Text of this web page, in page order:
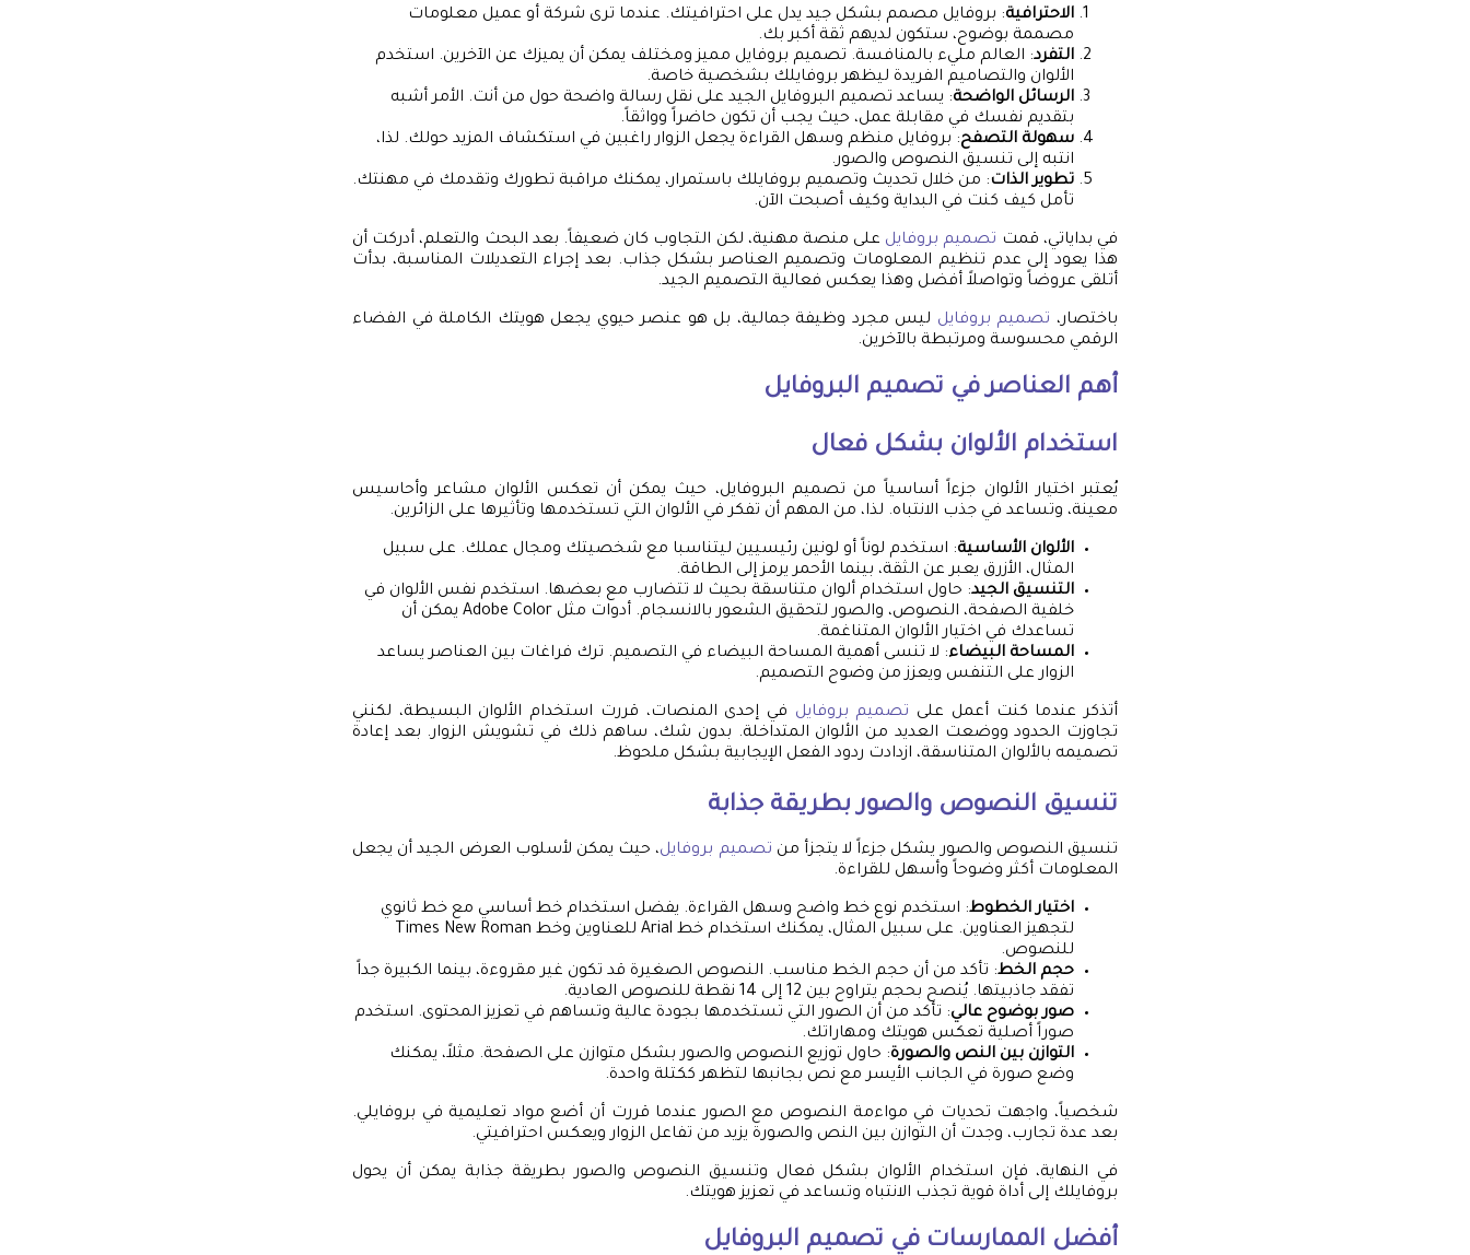
الاحترافية: بروفايل مصمم بشكل جيد يدل على احترافيتك. عندما ترى شركة أو عميل معلومات
مصممة بوضوح، ستكون لديهم ثقة أكبر بك.
التفرد: العالم مليء بالمنافسة. تصميم بروفايل مميز ومختلف يمكن أن يميزك عن الآخرين. استخدم
الألوان والتصاميم الفريدة ليظهر بروفايلك بشخصية خاصة.
الرسائل الواضحة: يساعد تصميم البروفايل الجيد على نقل رسالة واضحة حول من أنت. الأمر أشبه
بتقديم نفسك في مقابلة عمل، حيث يجب أن تكون حاضراً وواثقاً.
سهولة التصفح: بروفايل منظم وسهل القراءة يجعل الزوار راغبين في استكشاف المزيد حولك. لذا،
انتبه إلى تنسيق النصوص والصور.
تطوير الذات: من خلال تحديث وتصميم بروفايلك باستمرار، يمكنك مراقبة تطورك وتقدمك في مهنتك.
تأمل كيف كنت في البداية وكيف أصبحت الآن.
في بداياتي، قمت تصميم بروفايل على منصة مهنية، لكن التجاوب كان ضعيفاً. بعد البحث والتعلم، أدركت أن
هذا يعود إلى عدم تنظيم المعلومات وتصميم العناصر بشكل جذاب. بعد إجراء التعديلات المناسبة، بدأت
أتلقى عروضاً وتواصلاً أفضل وهذا يعكس فعالية التصميم الجيد.
باختصار، تصميم بروفايل ليس مجرد وظيفة جمالية، بل هو عنصر حيوي يجعل هويتك الكاملة في الفضاء
الرقمي محسوسة ومرتبطة بالآخرين.
أهم العناصر في تصميم البروفايل
استخدام الألوان بشكل فعال
يُعتبر اختيار الألوان جزءاً أساسياً من تصميم البروفايل، حيث يمكن أن تعكس الألوان مشاعر وأحاسيس
معينة، وتساعد في جذب الانتباه. لذا، من المهم أن تفكر في الألوان التي تستخدمها وتأثيرها على الزائرين.
الألوان الأساسية: استخدم لوناً أو لونين رئيسيين ليتناسبا مع شخصيتك ومجال عملك. على سبيل
المثال، الأزرق يعبر عن الثقة، بينما الأحمر يرمز إلى الطاقة.
التنسيق الجيد: حاول استخدام ألوان متناسقة بحيث لا تتضارب مع بعضها. استخدم نفس الألوان في
خلفية الصفحة، النصوص، والصور لتحقيق الشعور بالانسجام. أدوات مثل Adobe Color يمكن أن
تساعدك في اختيار الألوان المتناغمة.
المساحة البيضاء: لا تنسى أهمية المساحة البيضاء في التصميم. ترك فراغات بين العناصر يساعد
الزوار على التنفس ويعزز من وضوح التصميم.
أتذكر عندما كنت أعمل على تصميم بروفايل في إحدى المنصات، قررت استخدام الألوان البسيطة، لكنني
تجاوزت الحدود ووضعت العديد من الألوان المتداخلة. بدون شك، ساهم ذلك في تشويش الزوار. بعد إعادة
تصميمه بالألوان المتناسقة، ازدادت ردود الفعل الإيجابية بشكل ملحوظ.
تنسيق النصوص والصور بطريقة جذابة
تنسيق النصوص والصور يشكل جزءاً لا يتجزأ من تصميم بروفايل، حيث يمكن لأسلوب العرض الجيد أن يجعل
المعلومات أكثر وضوحاً وأسهل للقراءة.
اختيار الخطوط: استخدم نوع خط واضح وسهل القراءة. يفضل استخدام خط أساسي مع خط ثانوي
لتجهيز العناوين. على سبيل المثال، يمكنك استخدام خط Arial للعناوين وخط Times New Roman
للنصوص.
حجم الخط: تأكد من أن حجم الخط مناسب. النصوص الصغيرة قد تكون غير مقروءة، بينما الكبيرة جداً
تفقد جاذبيتها. يُنصح بحجم يتراوح بين 12 إلى 14 نقطة للنصوص العادية.
صور بوضوح عالي: تأكد من أن الصور التي تستخدمها بجودة عالية وتساهم في تعزيز المحتوى. استخدم
صوراً أصلية تعكس هويتك ومهاراتك.
التوازن بين النص والصورة: حاول توزيع النصوص والصور بشكل متوازن على الصفحة. مثلاً، يمكنك
وضع صورة في الجانب الأيسر مع نص بجانبها لتظهر ككتلة واحدة.
شخصياً، واجهت تحديات في مواءمة النصوص مع الصور عندما قررت أن أضع مواد تعليمية في بروفايلي.
بعد عدة تجارب، وجدت أن التوازن بين النص والصورة يزيد من تفاعل الزوار ويعكس احترافيتي.
في النهاية، فإن استخدام الألوان بشكل فعال وتنسيق النصوص والصور بطريقة جذابة يمكن أن يحول
بروفايلك إلى أداة قوية تجذب الانتباه وتساعد في تعزيز هويتك.
أفضل الممارسات في تصميم البروفايل